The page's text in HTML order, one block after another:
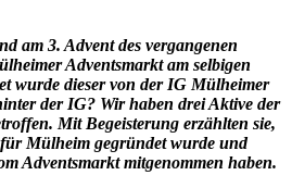
am 3. Advent des vergangenen
Adventsmarkt am selbigen
wurde dieser von der IG Mülheimer
der IG? Wir haben drei Aktive der
Mit Begeisterung erzählten sie,
Mülheim gegründet wurde und
Adventsmarkt mitgenommen haben.